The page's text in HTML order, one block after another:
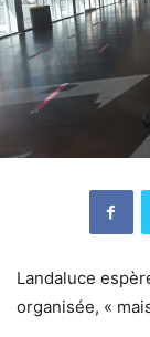
Landaluce
organisée, «